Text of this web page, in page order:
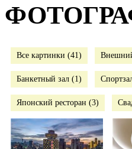
Все картинки (41)
Банкетный зал (1)
Японский ресторан (3)